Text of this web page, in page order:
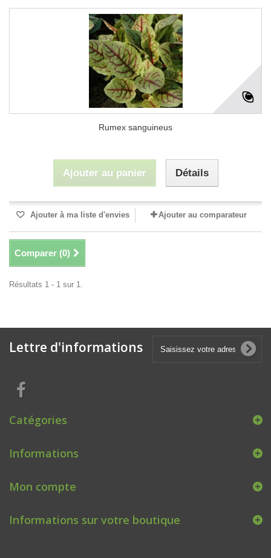
Rumex sanguineus
Ajouter au panier Détails
Ajouter à ma liste d'envies Ajouter au comparateur
Comparer (0)
Résultats 1 - 1 sur 1.
Lettre d'informations
Catégories
Informations
Mon compte
Informations sur votre boutique